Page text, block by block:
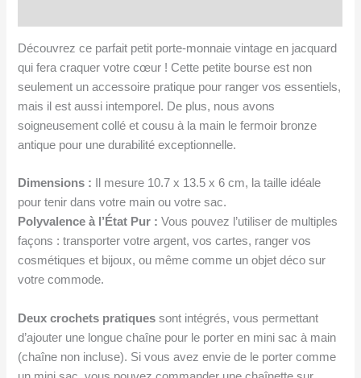
Découvrez ce parfait petit porte-monnaie vintage en jacquard
qui fera craquer votre cœur ! Cette petite bourse est non
seulement un accessoire pratique pour ranger vos essentiels,
mais il est aussi intemporel. De plus, nous avons
soigneusement collé et cousu à la main le fermoir bronze
antique pour une durabilité exceptionnelle.
Dimensions : Il mesure 10.7 x 13.5 x 6 cm, la taille idéale
pour tenir dans votre main ou votre sac.
Polyvalence à l’État Pur : Vous pouvez l’utiliser de multiples
façons : transporter votre argent, vos cartes, ranger vos
cosmétiques et bijoux, ou même comme un objet déco sur
votre commode.
Deux crochets pratiques sont intégrés, vous permettant
d’ajouter une longue chaîne pour le porter en mini sac à main
(chaîne non incluse). Si vous avez envie de le porter comme